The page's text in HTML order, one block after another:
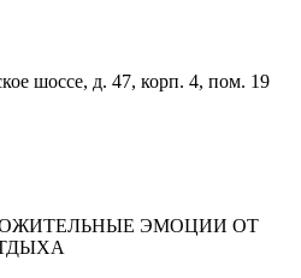
шоссе, д. 47, корп. 4, пом. 19
ЭМОЦИИ ОТ